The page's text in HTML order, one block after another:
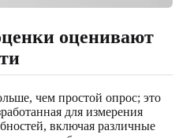
оценивают
чем простой опрос; это
для измерения
включая различные